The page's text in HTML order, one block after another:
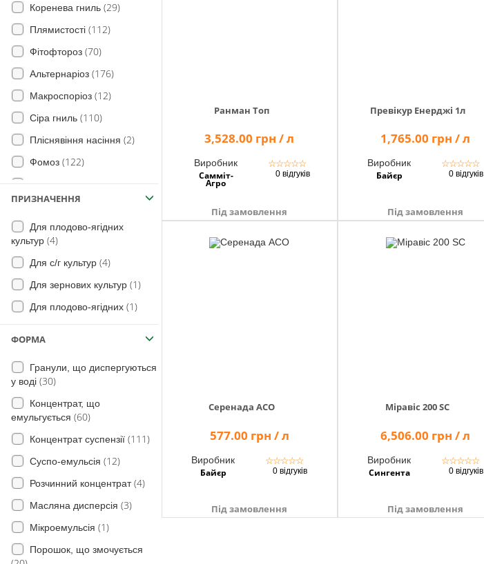
для Винограду(119)
Томат(60)
Полуниця(9)
Хміль(10)
Нут(2)
Сорго(1)
Просо(1)
Овес(4)
(1)
Капуста(16)
(8)
(1)
Перець(1)
Тютюн(3)
Томати безрозсадні(6)
Плодові(13)
Груша(19)
Суниця(9)
Волоський горіх(4)
Диня(5)
Коренева гниль (29)
Плямистості (112)
Фітофтороз (70)
Альтернаріоз (176)
Макроспоріоз (12)
Сіра гниль (110)
Пліснявіння насіння (2)
Фомоз (122)
Летюча сажка(4)
(21)
(11)
Сажкові хвороби
Пухирчаста сажка
Мілдью(38)
роса(15)
Чорна плямистість(22)
Біла гниль (49)
Ризоктоніоз(5)
Бактеріоз(5)
Прикореневі гнилі(4)
ПРИЗНАЧЕННЯ
Для плодово-ягідних
культур (4)
Для с/г культур (4)
Для зернових культур (1)
Для плодово-ягідних (1)
ФОРМА
Гранули, що диспергуються
у воді (30)
Концентрат, що
емульгується (60)
Концентрат суспензії (111)
Суспо-емульсія (12)
Розчинний концентрат(4)
Масляна дисперсія (3)
Мікроемульсія (1)
Порошок, що змочується
Ранман Топ
3,528.00 грн / л
Виробник
Самміт-
Агро
☆☆☆☆☆
0 відгуків
Під замовлення
Превікур Енерджі 1л
1,765.00 грн / л
Виробник
Байєр
☆☆☆☆☆
0 відгуків
Під замовлення
Серенада АСО
577.00 грн / л
Виробник
Байєр
☆☆☆☆☆
0 відгуків
Під замовлення
Міравіс 200 SC
6,506.00 грн / л
Виробник
Сингента
☆☆☆☆☆
0 відгуків
Під замовлення